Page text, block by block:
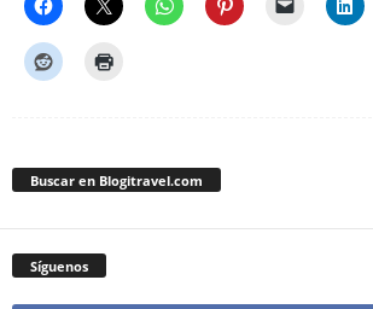
Buscar en Blogitravel.com
Síguenos